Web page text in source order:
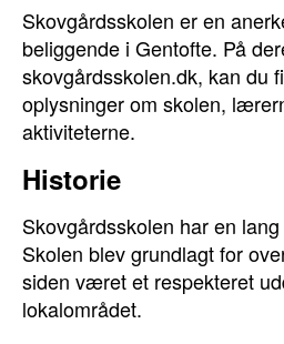
Skovgårdsskolen er en
beliggende i Gentofte. På
skovgårdsskolen.dk, kan du
oplysninger om skolen,
aktiviteterne.
Historie
Skovgårdsskolen har en
Skolen blev grundlagt for
siden været et respekteret
lokalområdet.